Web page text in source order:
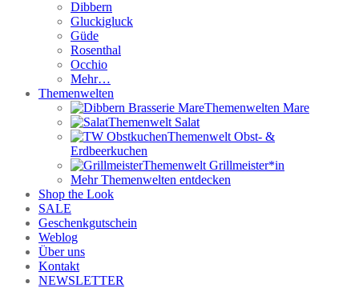
Dibbern
Gluckigluck
Güde
Rosenthal
Occhio
Mehr…
Themenwelten
Themenwelten Mare
Themenwelt Salat
Themenwelt Obst- &
Erdbeerkuchen
Themenwelt Grillmeister*in
Mehr Themenwelten entdecken
Shop the Look
SALE
Geschenkgutschein
Weblog
Über uns
Kontakt
NEWSLETTER